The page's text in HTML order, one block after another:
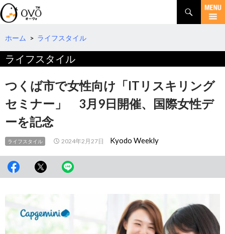
検
索
コ
テ
ツ
へ
ホーム > ライフスタイル
ライフスタイル
つくば市で女性向け「ITリスキリング
セミナー」 3月9日開催、国際女性デ
ーを記念
ライフスタイル 2024年2月27日 Kyodo Weekly